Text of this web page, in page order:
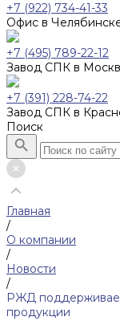
+7 (922) 734-41-33
Офис в
+7 (495) 789-22-12
Завод СПК в
+7 (391) 228-74-22
Завод СПК в
Поиск
Главная
/
О компании
/
Новости
/
РЖД
продукции